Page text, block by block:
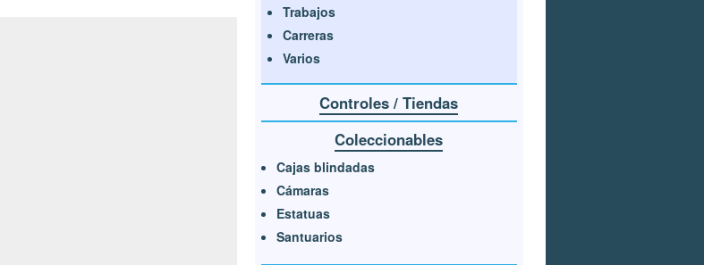
Trabajos
Carreras
Varios
Controles / Tiendas
Coleccionables
Cajas blindadas
Cámaras
Estatuas
Santuarios